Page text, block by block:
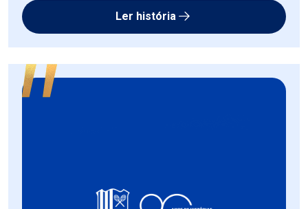
Ler história